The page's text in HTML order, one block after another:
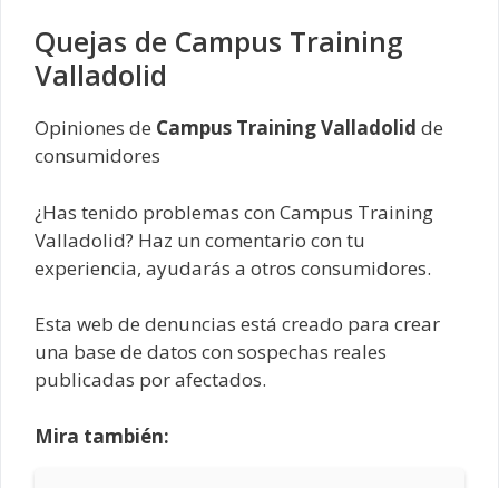
Quejas de Campus Training
Valladolid
Opiniones de Campus Training Valladolid de
consumidores
¿Has tenido problemas con Campus Training
Valladolid? Haz un comentario con tu
experiencia, ayudarás a otros consumidores.
Esta web de denuncias está creado para crear
una base de datos con sospechas reales
publicadas por afectados.
Mira también: